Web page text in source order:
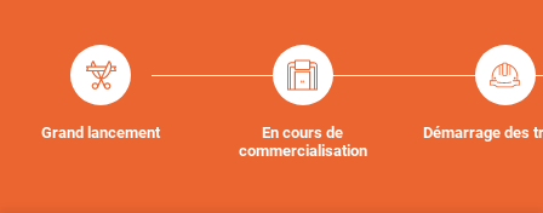
Grand lancement
En cours de
commercialisation
Démarrage des